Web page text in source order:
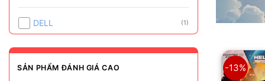
DELL (1)
SẢN PHẨM ĐÁNH GIÁ CAO -13%